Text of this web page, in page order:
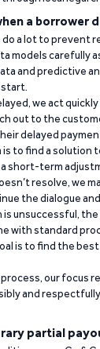
a borrower
do a lot to prevent
models carefully
and predictive
we act
out to the
delayed
is to find a
short-term
resolve, we
the dialogue
unsuccessful,
with standard
is to find the
our focus
and
partial